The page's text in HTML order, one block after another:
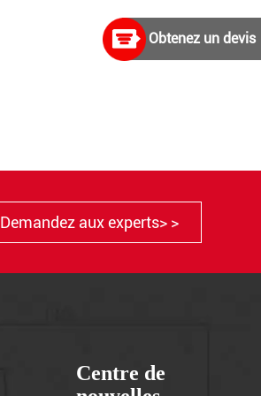
Demandez aux experts> >
Centre de
Obtenez un devis